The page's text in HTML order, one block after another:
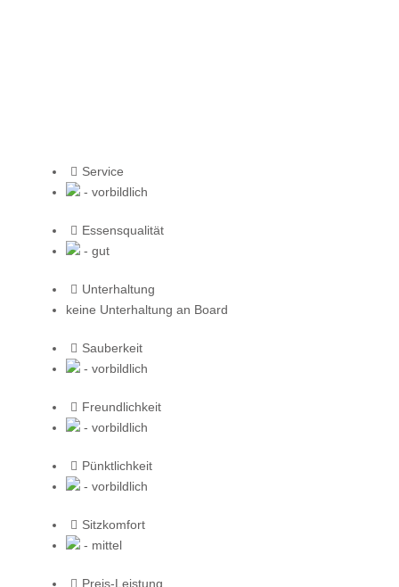
Service
- vorbildlich
Essensqualität
- gut
Unterhaltung
keine Unterhaltung an Board
Sauberkeit
- vorbildlich
Freundlichkeit
- vorbildlich
Pünktlichkeit
- vorbildlich
Sitzkomfort
- mittel
Preis-Leistung